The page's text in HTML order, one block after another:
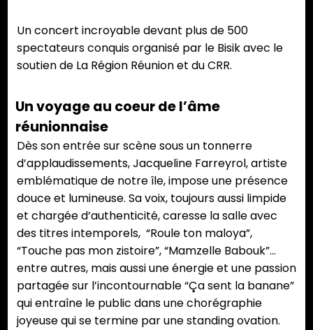
Un concert incroyable devant plus de 500
spectateurs conquis organisé par le Bisik avec le
soutien de La Région Réunion et du CRR.
Un voyage au coeur de l’âme
réunionnaise
Dès son entrée sur scène sous un tonnerre
d’applaudissements, Jacqueline Farreyrol, artiste
emblématique de notre île, impose une présence
douce et lumineuse. Sa voix, toujours aussi limpide
et chargée d’authenticité, caresse la salle avec
des titres intemporels, “Roule ton maloya”,
“Touche pas mon zistoire”, “Mamzelle Babouk”…
entre autres, mais aussi une énergie et une passion
partagée sur l’incontournable “Ça sent la banane”
qui entraîne le public dans une chorégraphie
joyeuse qui se termine par une standing ovation.